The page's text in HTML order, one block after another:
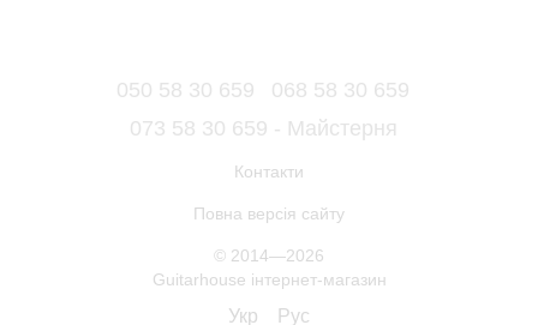
050 58 30 659
068 58 30 659
073 58 30 659 - Майстерня
Контакти
Повна версія сайту
© 2014—2026
Guitarhouse інтернет-магазин
Укр Рус